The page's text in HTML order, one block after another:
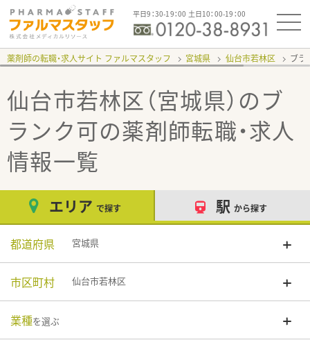
平日9：30-19：00 土日10：00-19：00
薬剤師の転職・求人サイト ファルマスタッフ 宮城県 仙台市若林区 ブ
仙台市若林区（宮城県）のブ
ランク可の薬剤師転職・求人
情報一覧
エリア で探す 駅 から探す
都道府県 宮城県
市区町村 仙台市若林区
業種を選ぶ